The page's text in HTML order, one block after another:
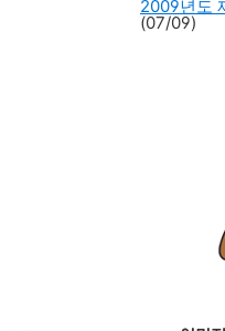
2009년도
(07/09)